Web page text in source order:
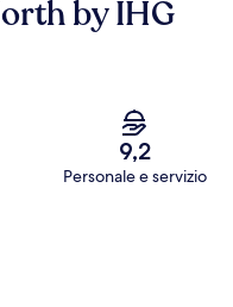
by IHG
9,2
Personale e servizio